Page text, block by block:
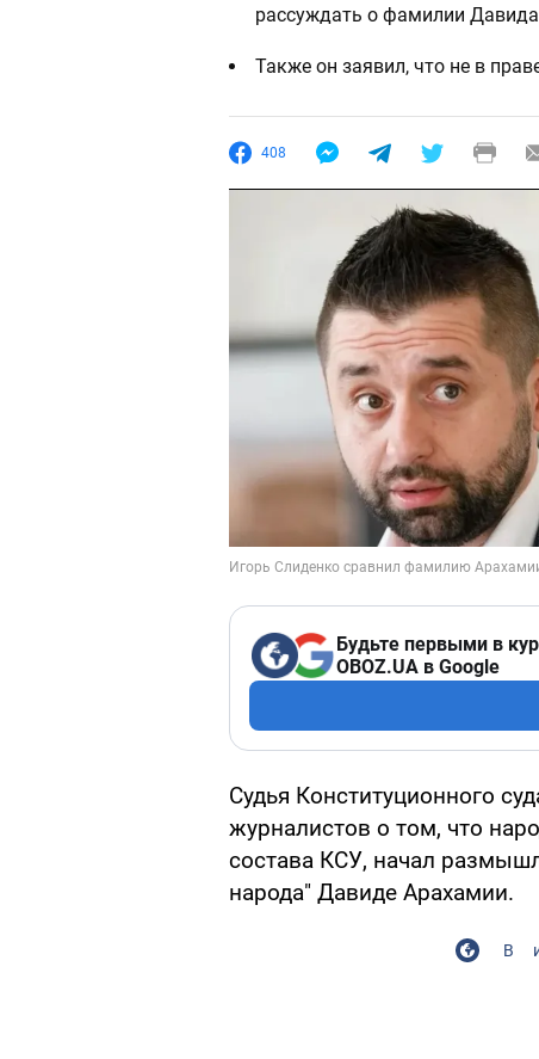
рассуждать о фамилии
Также он заявил, что не в
408
Будьте первыми в
OBOZ.UA в Google
Судья Конституционного
журналистов о том, что
состава КСУ, начал
народа" Давиде Арахамии.